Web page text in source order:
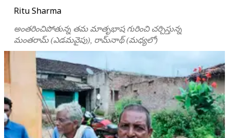
Ritu Sharma
అంతరించిపోతున్న తమ మాతృభాష గురించి చర్చిస్తున్న
మంతరామ్ (ఎడమవైపు), రామ్‌నాథ్ (మధ్యలో)